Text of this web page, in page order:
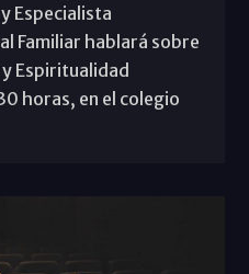
Especialista
Familiar hablará sobre
y Espiritualidad
horas, en el colegio